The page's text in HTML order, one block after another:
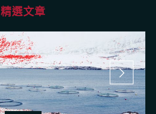
精選文章